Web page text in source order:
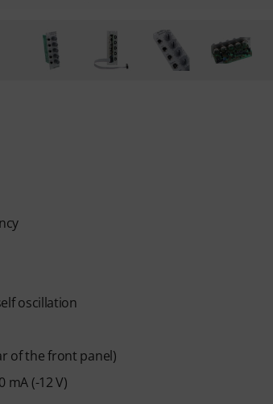
oscillation
of the front panel)
mA (-12 V)